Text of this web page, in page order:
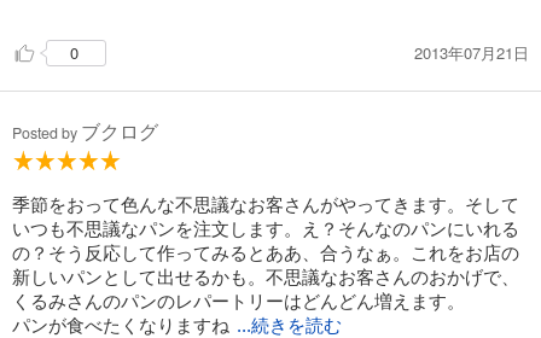
いろんなおいしそうなパンが出てくるので、サンドイッチを食
べた後に読んだというのに、パンが食べたくなりました。
0 2013年07月21日
Posted by ブクログ
季節をおって色んな不思議なお客さんがやってきます。そして
いつも不思議なパンを注文します。え？そんなのパンにいれる
の？そう反応して作ってみるとああ、合うなぁ。これをお店の
新しいパンとして出せるかも。不思議なお客さんのおかげで、
くるみさんのパンのレパートリーはどんどん増えます。
パンが食べたくなりますね ...続きを読む